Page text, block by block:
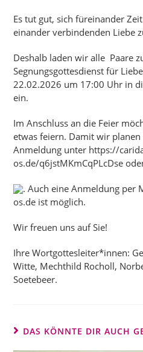
Es tut gut, sich füreinander
einander verbindenden Liebe
Deshalb laden wir alle Paare
Segnungsgottesdienst für
22.02.2026 um 17:00 Uhr in
ein.
Im Anschluss an die Feier
etwas feiern. Damit wir
Anmeldung unter https://
os.de/q6jstMKmCqPLcDse
. Auch eine Anmeldung per
os.de ist möglich.
Wir freuen uns auf Sie!
Ihre Wortgottesleiter*innen:
Witte, Mechthild Rocholl,
Soetebeer.
DAS KÖNNTE DIR AUCH